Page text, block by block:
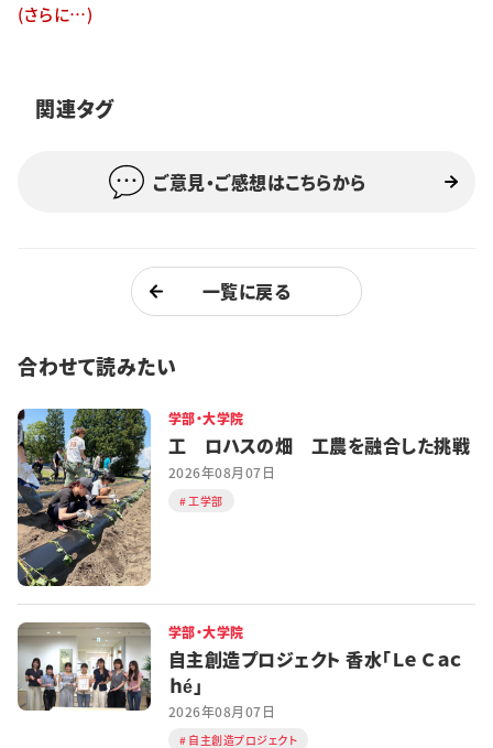
イベント
購読
学生記者募集 お問い合わせ
(さらに…)
関連タグ
ご意見・ご感想はこちらから
一覧に戻る
合わせて読みたい
学部・大学院
工 ロハスの畑 工農を融合した挑戦
2026年08月07日
工学部
学部・大学院
自主創造プロジェクト 香水「Ｌｅ Ｃａｃ
ｈé」
2026年08月07日
自主創造プロジェクト